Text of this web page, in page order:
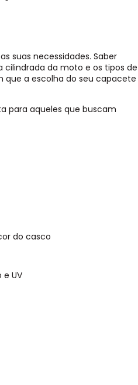
suas necessidades. Saber
cilindrada da moto e os tipos de
a escolha do seu capacete
para aqueles que buscam
do casco
UV